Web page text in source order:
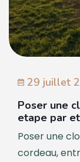
29 juillet
Poser une
etape par
Poser une
cordeau,